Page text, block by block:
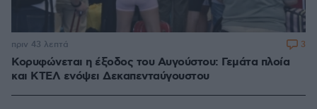
Κορυφώνεται η έξοδος του Αυγούστου: Γεμάτα πλοία
και ΚΤΕΛ ενόψει Δεκαπενταύγουστου
πριν 43 λεπτά 3